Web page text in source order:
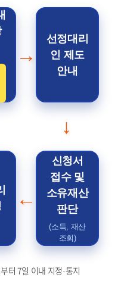
→
선정대리
인 제도
안내
↓
←
신청서
접수 및
소유재산
판단
(소득, 재산
조회)
터 7일 이내 지정·통지